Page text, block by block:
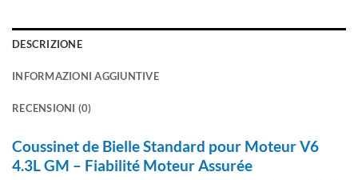
DESCRIZIONE
INFORMAZIONI AGGIUNTIVE
RECENSIONI (0)
Coussinet de Bielle Standard pour Moteur V6
4.3L GM – Fiabilité Moteur Assurée